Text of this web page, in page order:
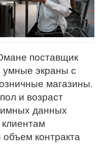
поставщик
умные экраны с
магазины.
и возраст
данных
контракта